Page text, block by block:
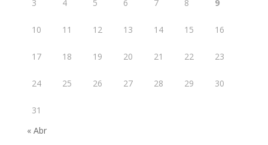
3 4 5 6 7 8 9
10 11 12 13 14 15 16
17 18 19 20 21 22 23
24 25 26 27 28 29 30
31
« Abr